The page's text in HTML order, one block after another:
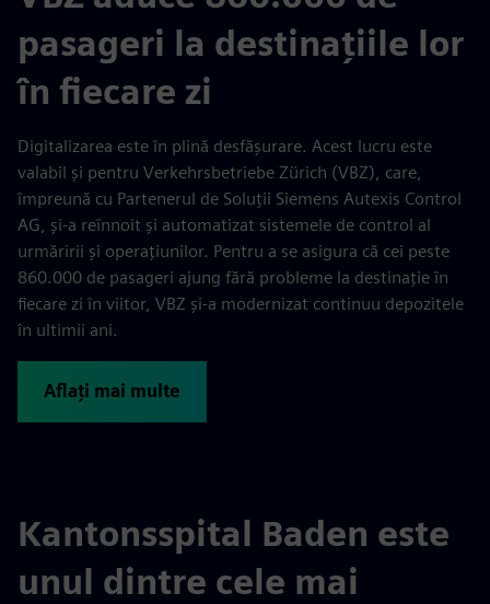
pasageri la destinațiile lor
în fiecare zi
Digitalizarea este în plină desfășurare. Acest lucru este
valabil și pentru Verkehrsbetriebe Zürich (VBZ), care,
împreună cu Partenerul de Soluții Siemens Autexis Control
AG, și-a reînnoit și automatizat sistemele de control al
urmăririi și operațiunilor. Pentru a se asigura că cei peste
860.000 de pasageri ajung fără probleme la destinație în
fiecare zi în viitor, VBZ și-a modernizat continuu depozitele
în ultimii ani.
Aflați mai multe
Kantonsspital Baden este
unul dintre cele mai